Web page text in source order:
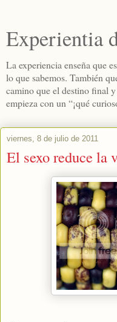
Experientia
La experiencia enseña que
lo que sabemos. También
camino que el destino final
empieza con un “¡qué
viernes, 8 de julio de 2011
El sexo reduce la